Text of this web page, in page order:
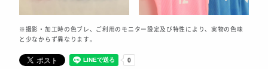
※撮影・加工時の色ブレ、ご利用のモニター設定及び特性により、実物の色味
と少なからず異なります。